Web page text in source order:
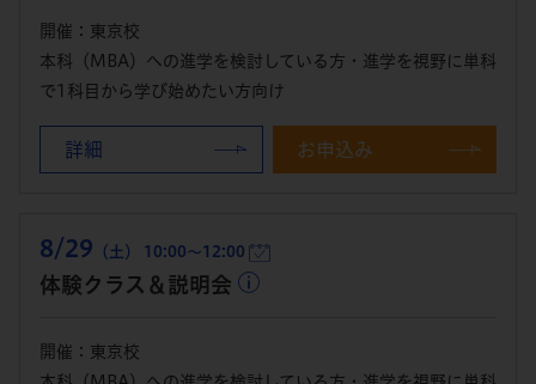
開催：東京校
本科（MBA）への進学を検討している方・進学を視野に単科
で1科目から学び始めたい方向け
詳細 お申込み
8/29 （土） 10:00～12:00
体験クラス＆説明会
開催：東京校